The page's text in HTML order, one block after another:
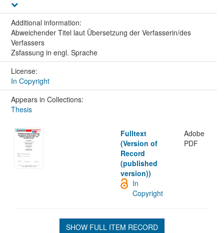
Additional information:
Abweichender Titel laut Übersetzung der Verfasserin/des
Verfassers
Zsfassung in engl. Sprache
License:
In Copyright
Appears in Collections:
Thesis
Fulltext
(Version of
Record
(published
version))
Adobe
PDF
In
Copyright
SHOW FULL ITEM RECORD